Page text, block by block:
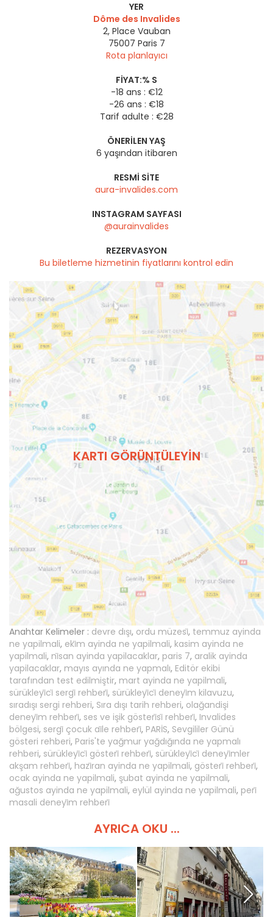
YER
Dôme des Invalides
2, Place Vauban
75007 Paris 7
Rota planlayıcı
FIYAT:% S
-18 ans : €12
-26 ans : €18
Tarif adulte : €28
ÖNERILEN YAŞ
6 yaşından itibaren
RESMI SITE
aura-invalides.com
INSTAGRAM SAYFASI
@aurainvalides
REZERVASYON
Bu biletleme hizmetinin fiyatlarını kontrol edin
KARTI GÖRÜNTÜLEYIN
Anahtar Kelimeler : devre dışı, ordu müzesi̇, temmuz ayinda
ne yapilmali, eki̇m ayinda ne yapilmali, kasim ayinda ne
yapilmali, ni̇san ayinda yapilacaklar, paris 7, aralik ayinda
yapilacaklar, mayıs ayında ne yapmalı, Editör ekibi
tarafından test edilmiştir, mart ayinda ne yapilmali,
sürükleyi̇ci̇ sergi̇ rehberi̇, sürükleyi̇ci̇ deneyi̇m kilavuzu,
sıradışı sergi rehberi, Sıra dışı tarih rehberi, olağandişi
deneyi̇m rehberi̇, ses ve işik gösteri̇si̇ rehberi̇, Invalides
bölgesi, sergi̇ çocuk ai̇le rehberi̇, PARİS, Sevgililer Günü
gösteri rehberi, Paris'te yağmur yağdığında ne yapmalı
rehberi, sürükleyi̇ci̇ gösteri̇ rehberi̇, sürükleyi̇ci̇ deneyi̇mler
akşam rehberi̇, hazi̇ran ayinda ne yapilmali, gösteri̇ rehberi̇,
ocak ayinda ne yapilmali, şubat ayinda ne yapilmali,
ağustos ayinda ne yapilmali, eylül ayinda ne yapilmali, peri̇
masali deneyi̇m rehberi̇
AYRICA OKU ...